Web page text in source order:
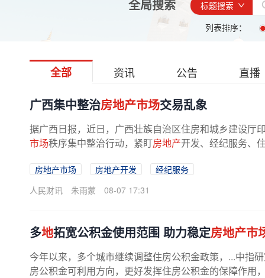
全局搜索
标题搜索
列表排序：
全部 资讯 公告 直播
广西集中整治房地产市场交易乱象
据广西日报，近日，广西壮族自治区住房和城乡建设厅
市场秩序集中整治行动，紧盯房地产开发、经纪服务、
房地产市场 房地产开发
经纪服务
人民财讯
朱雨蒙 08-07 17:31
多地拓宽公积金使用范围 助力稳定房地产市
今年以来，多个城市继续调整住房公积金政策，...中指
房公积金可利用方向，更好发挥住房公积金的保障作用